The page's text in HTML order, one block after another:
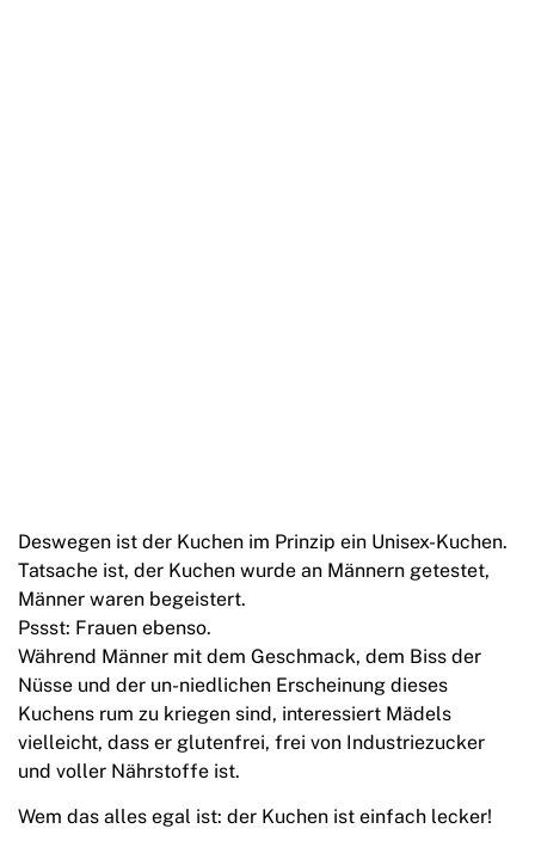
Deswegen ist der Kuchen im Prinzip ein Unisex-Kuchen.
Tatsache ist, der Kuchen wurde an Männern getestet,
Männer waren begeistert.
Pssst: Frauen ebenso.
Während Männer mit dem Geschmack, dem Biss der
Nüsse und der un-niedlichen Erscheinung dieses
Kuchens rum zu kriegen sind, interessiert Mädels
vielleicht, dass er glutenfrei, frei von Industriezucker
und voller Nährstoffe ist.
Wem das alles egal ist: der Kuchen ist einfach lecker!